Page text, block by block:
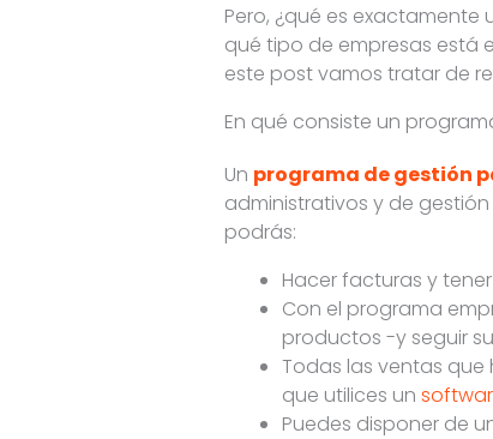
Pero, ¿qué es exactamente
qué tipo de empresas está
este post vamos tratar de
En qué consiste un
Un programa de gestión
administrativos y de
podrás:
Hacer facturas y
Con el programa
productos -y seguir su
Todas las ventas
que utilices un
Puedes disponer de